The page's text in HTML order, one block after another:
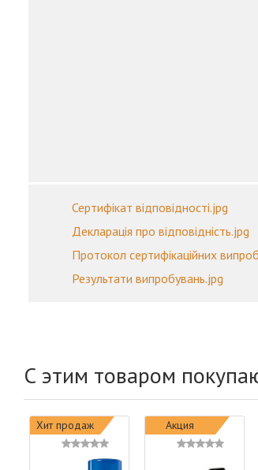
Сертифікат відповідності.jpg
Декларація про відповідність.jpg
Протокол сертифікаційних
Результати випробувань.jpg
С этим товаром
Хит продаж Акция